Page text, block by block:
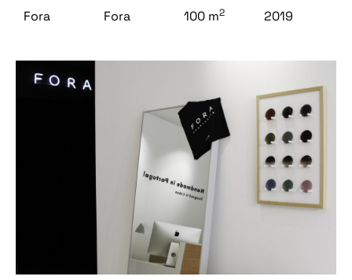
Fora
Fora
100 m2
2019